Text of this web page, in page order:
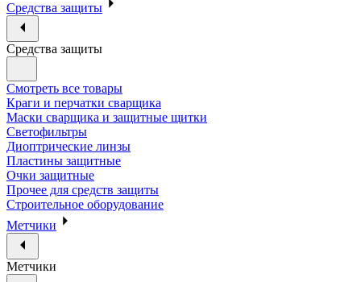
Средства защиты
Средства защиты
Смотреть все товары
Краги и перчатки сварщика
Маски сварщика и защитные щитки
Светофильтры
Диоптрические линзы
Пластины защитные
Очки защитные
Прочее для средств защиты
Строительное оборудование
Метчики
Метчики